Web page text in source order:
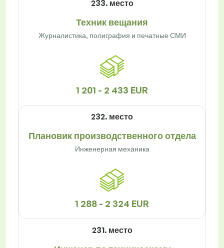
233. место
Техник вещания
Журналистика, полиграфия и печатные СМИ
1 201 - 2 433 EUR
232. место
Плановик производственного отдела
Инженерная механика
1 288 - 2 324 EUR
231. место